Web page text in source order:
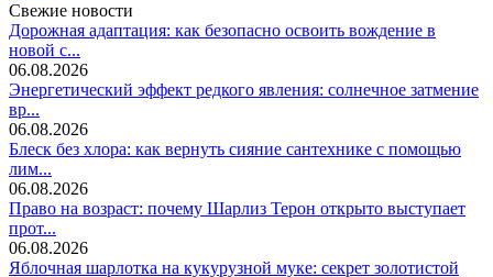
Свежие новости
Дорожная адаптация: как безопасно освоить вождение в
новой с...
06.08.2026
Энергетический эффект редкого явления: солнечное затмение
вр...
06.08.2026
Блеск без хлора: как вернуть сияние сантехнике с помощью
лим...
06.08.2026
Право на возраст: почему Шарлиз Терон открыто выступает
прот...
06.08.2026
Яблочная шарлотка на кукурузной муке: секрет золотистой